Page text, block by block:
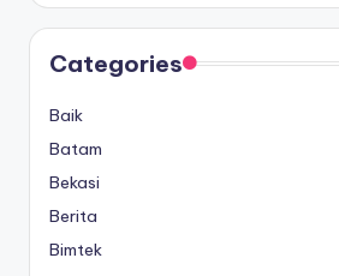
Categories
Baik
Batam
Bekasi
Berita
Bimtek